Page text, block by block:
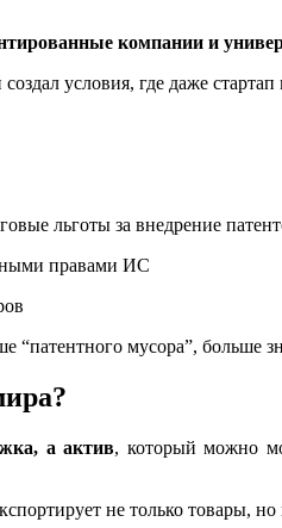
компании и
условия, где даже
льготы за внедрение
правами ИС
“патентного мусора”, больше
а актив, который можно
не только товары, но